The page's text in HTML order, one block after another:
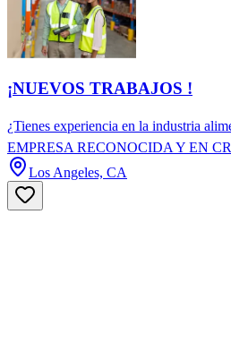
¡NUEVOS TRABAJOS !
¿Tienes experiencia en la industria
EMPRESA RECONOCIDA Y EN
Los Angeles, CA